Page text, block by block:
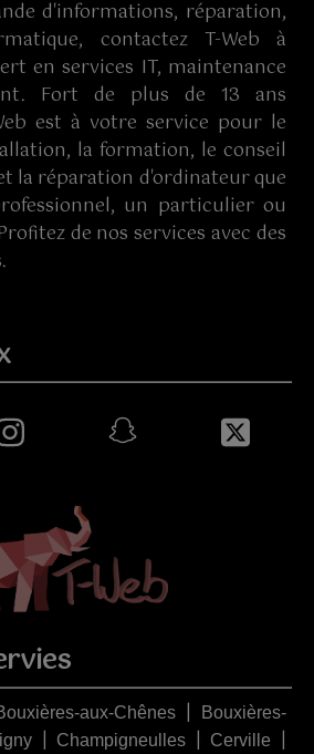
d'informations, réparation,
contactez T-Web à
en services IT, maintenance
Fort de plus de 13 ans
est à votre service pour le
la formation, le conseil
la réparation d'ordinateur que
un particulier ou
de nos services avec des
aux-Chênes|
Bouxières-
Champigneulles Cerville